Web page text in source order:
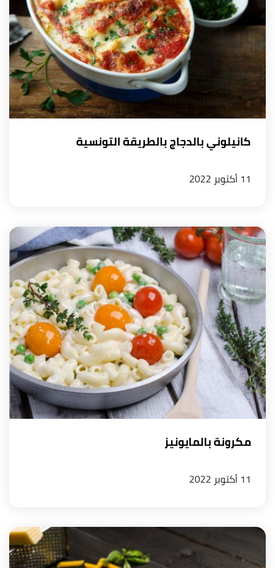
كانيلوني بالدجاج بالطريقة التونسية
11 أكتوبر 2022
مكرونة بالمايونيز
11 أكتوبر 2022